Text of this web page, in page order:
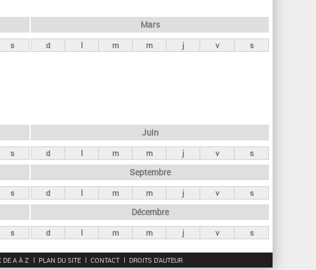
r
c
s
Mars
d l m m j v s
s
Juin
d l m m j v s
s
Septembre
d l m m j v s
s
Décembre
d l m m j v s
DE A À Z PLAN DU SITE CONTACT DROITS D'AUTEUR